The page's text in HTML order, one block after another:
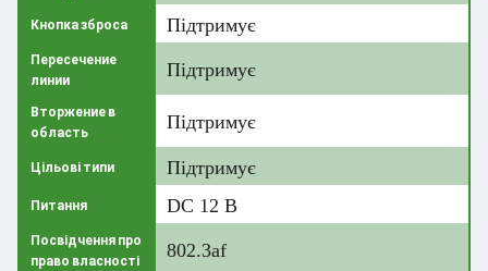
Кнопка зброса Підтримує
Пересечение
линии
Підтримує
Вторжение в
область
Підтримує
Цільові типи Підтримує
Питання DC 12 В
Посвідчення про
право власності
802.3af